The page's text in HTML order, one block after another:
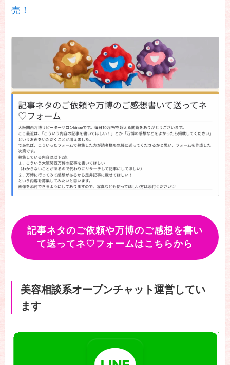
売！
記事ネタのご依頼や万博のご感想を書い
て送ってネ♡フォームはこちらから
美容相談系オープンチャット運営してい
ます